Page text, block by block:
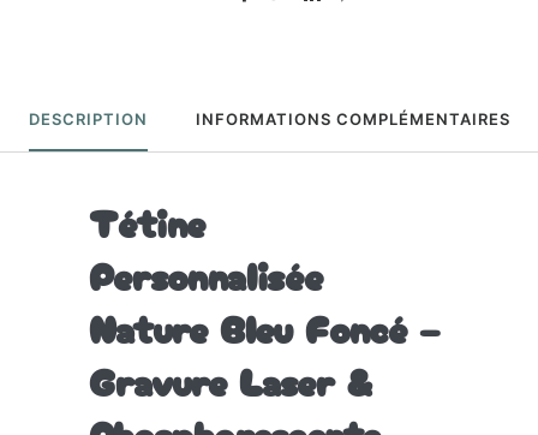
DESCRIPTION INFORMATIONS COMPLÉMENTAIRES
Tétine
Personnalisée
Nature Bleu Foncé –
Gravure Laser &